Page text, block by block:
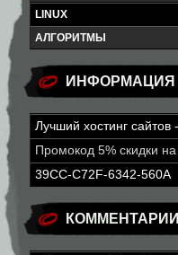
LINUX
АЛГОРИТМЫ
ИНФОРМАЦИЯ
Лучший хостинг сайтов
Промокод 5% скидки на
39CC-C72F-6342-560A
КОММЕНТАРИИ